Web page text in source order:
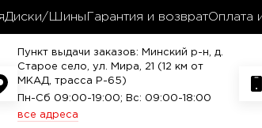
Диски/Шины Гарантия и возвратОплата
Пункт выдачи заказов: Минский р-н, д.
Старое село, ул. Мира, 21 (12 км от
МКАД, трасса P-65)
Пн-Сб 09:00-19:00; Вс: 09:00-18:00
все адреса